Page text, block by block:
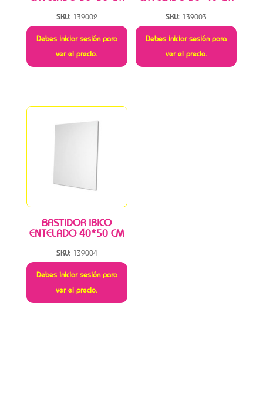
SKU: 139002
Debes iniciar sesión para
ver el precio.
SKU: 139003
Debes iniciar sesión para
ver el precio.
BASTIDOR IBICO
ENTELADO 40*50 CM
SKU: 139004
Debes iniciar sesión para
ver el precio.